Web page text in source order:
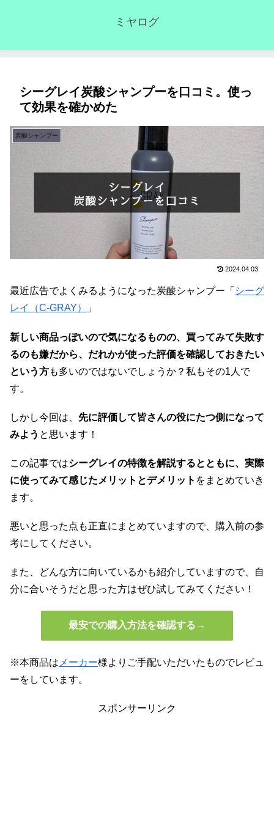
ミヤログ
シーグレイ炭酸シャンプーを口コミ。使っ
て効果を確かめた
炭酸シャンプー
2024.04.03
最近広告でよくみるようになった炭酸シャンプー「 シーグ
レイ（C-GRAY）
」
新しい商品っぽいので気になるものの、買ってみて失敗す
るのも嫌だから、だれかが使った評価を確認しておきたい
という方も多いのではないでしょうか？私もその1人で
す。
しかし今回は、 先に評価して皆さんの役にたつ側になって
みよう と思います！
この記事ではシーグレイの特徴を解説するとともに、実際
に使ってみて感じたメリットとデメリット をまとめていき
ます。
悪いと思った点も正直にまとめていますので、購入前の参
考にしてください。
また、どんな方に向いているかも紹介していますので、自
分に合いそうだと思った方はぜひ試してみてください！
最安での購入方法を確認する→
※本商品は メーカー様よりご手配いただいたものでレビュ
ーをしています。
スポンサーリンク